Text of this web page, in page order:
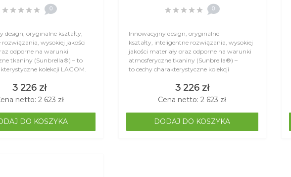
0
design, oryginalne kształty,
wysokiej jakości
odporne na warunki
tkaniny (Sunbrella®) – to
kolekcji LAGOM.
i trwało..
3 226 zł
netto: 2 623 zł
DO KOSZYKA
0
Innowacyjny design, oryginalne
kształty, inteligentne rozwiązania, wysokiej
jakości materiały oraz odporne na warunki
atmosferyczne tkaniny (Sunbrella®) –
to cechy charakterystyczne kolekcji
3 226 zł
Cena netto: 2 623 zł
DODAJ DO KOSZYKA